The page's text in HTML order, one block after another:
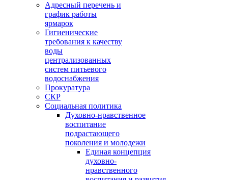
Адресный перечень и
график работы
ярмарок
Гигиенические
требования к качеству
воды
централизованных
систем питьевого
водоснабжения
Прокуратура
СКР
Социальная политика
Духовно-нравственное
воспитание
подрастающего
поколения и молодежи
Единая концепция
духовно-
нравственного